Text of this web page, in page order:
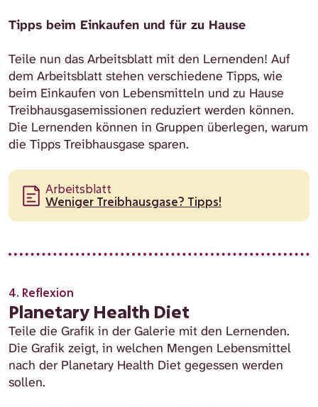
Tipps beim Einkaufen und für zu Hause
Teile nun das Arbeitsblatt mit den Lernenden! Auf
dem Arbeitsblatt stehen verschiedene Tipps, wie
beim Einkaufen von Lebensmitteln und zu Hause
Treibhausgasemissionen reduziert werden können.
Die Lernenden können in Gruppen überlegen, warum
die Tipps Treibhausgase sparen.
Arbeitsblatt
Weniger Treibhausgase? Tipps!
4. Reflexion
Planetary Health Diet
Teile die Grafik in der Galerie mit den Lernenden.
Die Grafik zeigt, in welchen Mengen Lebensmittel
nach der Planetary Health Diet gegessen werden
sollen.